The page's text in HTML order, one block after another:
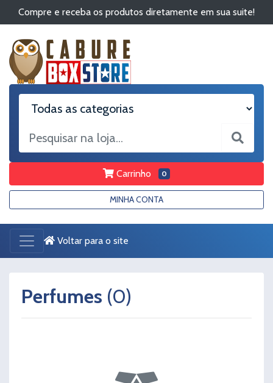
Compre e receba os produtos diretamente em sua suite!
Carrinho 0
MINHA CONTA
Voltar para o site
Perfumes (0)